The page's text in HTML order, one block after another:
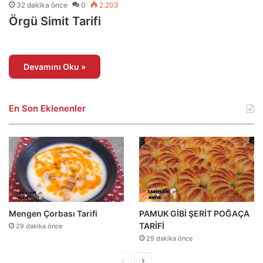
32 dakika önce 0 2.203
Örgü Simit Tarifi
Devamını Oku »
En Son Eklenenler
Mengen Çorbası Tarifi
29 dakika önce
PAMUK GİBİ ŞERİT POĞAÇA
TARİFİ
29 dakika önce
ÖncekiSonraki